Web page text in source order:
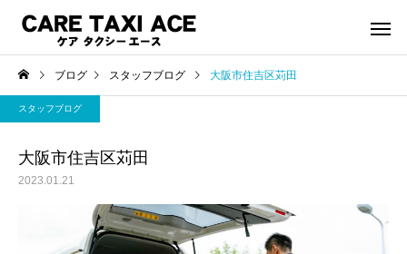
介護タクシー 救援事
スタッフブログ スタッフブログ
ブログ スタッフブログ 大阪市住吉区苅田
スタッフブログ
大阪市住吉区苅田
2023.01.21